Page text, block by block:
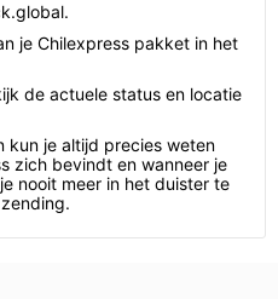
je Chilexpress pakket in het
de actuele status en locatie
kun je altijd precies weten
zich bevindt en wanneer je
nooit meer in het duister te